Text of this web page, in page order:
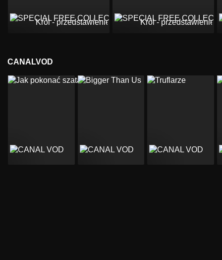
Król - przedstawienie postaci: Premier Składkowski
Król - przedstawienie
CANALVOD